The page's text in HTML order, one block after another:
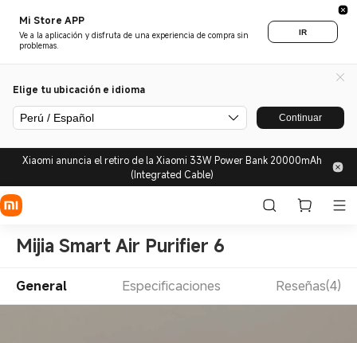
Mi Store APP
Ve a la aplicación y disfruta de una experiencia de compra sin
problemas.
IR
Elige tu ubicación e idioma
Perú / Español Continuar
Xiaomi anuncia el retiro de la Xiaomi 33W Power Bank 20000mAh
(Integrated Cable)
Mijia Smart Air Purifier 6
General Especificaciones Reseñas(4)